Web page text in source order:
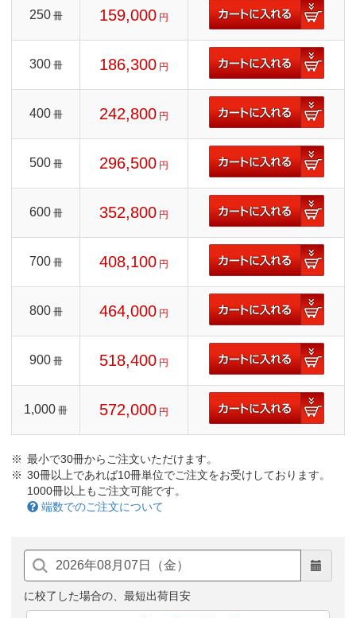
250 冊 159,000 円
300 冊 186,300 円
400 冊 242,800 円
500 冊 296,500 円
600 冊 352,800 円
700 冊 408,100 円
800 冊 464,000 円
900 冊 518,400 円
1,000 冊 572,000 円
最小で30冊からご注文いただけます。
30冊以上であれば10冊単位でご注文をお受けしております。
1000冊以上もご注文可能です。
端数でのご注文について
に校了した場合の、最短出荷目安